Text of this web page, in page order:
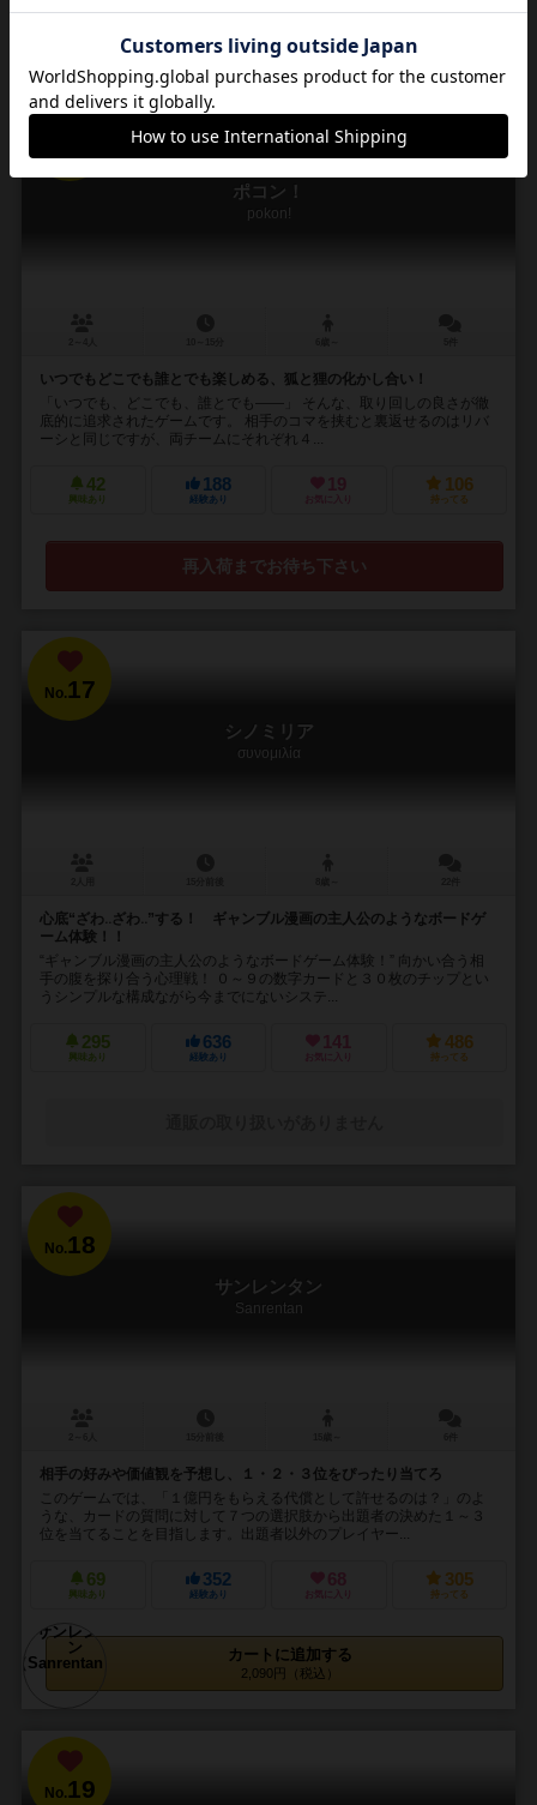
ポコン！
pokon!
いつでもどこでも誰とでも楽しめる、狐と狸の化かし合い！
「いつでも、どこでも、誰とでも――」 そんな、取り回しの良さが徹
底的に追求されたゲームです。 相手のコマを挟むと裏返せるのはリバ
ーシと同じですが、両チームにそれぞれ４...
42
興味あり
188
経験あり
19
お気に入り
106
持ってる
再入荷までお待ち下さい
No.17
シノミリア
συνομιλία
心底“ざわ‥ざわ‥”する！ ギャンブル漫画の主人公のようなボードゲ
ーム体験！！
“ギャンブル漫画の主人公のようなボードゲーム体験！” 向かい合う相
手の腹を探り合う心理戦！ ０～９の数字カードと３０枚のチップとい
うシンプルな構成ながら今までにないシステ...
295
興味あり
636
経験あり
141
お気に入り
486
持ってる
No.18
サンレンタン
Sanrentan
相手の好みや価値観を予想し、１・２・３位をぴったり当てろ
このゲームでは、「１億円をもらえる代償として許せるのは？」のよ
うな、カードの質問に対して７つの選択肢から出題者の決めた１～３
位を当てることを目指します。出題者以外のプレイヤー...
69
興味あり
352
経験あり
68
お気に入り
305
持ってる
カートに追加する
2,090円（税込）
No.19